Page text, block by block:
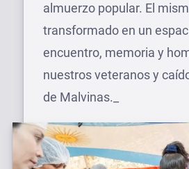
almuerzo popular. El
transformado en un
encuentro, memoria y
nuestros veteranos y
de Malvinas._